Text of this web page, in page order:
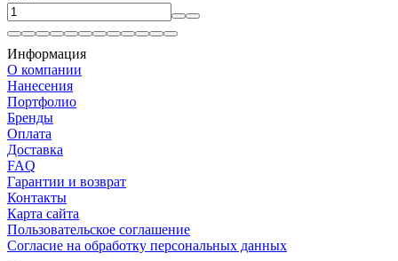
Информация
О компании
Нанесения
Портфолио
Бренды
Оплата
Доставка
FAQ
Гарантии и возврат
Контакты
Карта сайта
Пользовательское соглашение
Согласие на обработку персональных данных